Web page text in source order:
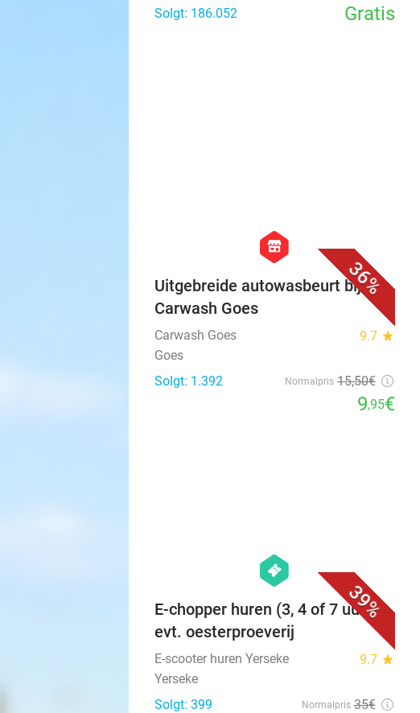
Solgt: 186.052
Gratis
36%
hexagon
store
Uitgebreide autowasbeurt bij
Carwash Goes
Carwash Goes 9.7 star
Goes
Solgt: 1.392
Normalpris 15,50€
9,95€
39%
hexagon
events
E-chopper huren (3, 4 of 7 uur) +
evt. oesterproeverij
E-scooter huren Yerseke 9.7 star
Yerseke
Solgt: 399
Normalpris 35€